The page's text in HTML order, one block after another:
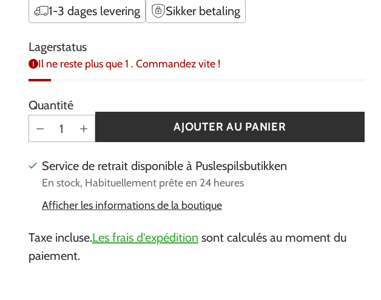
1-3 dages levering Sikker betaling
Lagerstatus
Il ne reste plus que 1 . Commandez vite !
Quantité
AJOUTER AU PANIER
Service de retrait disponible à Puslespilsbutikken
En stock, Habituellement prête en 24 heures
Afficher les informations de la boutique
Taxe incluse.Les frais d'expédition sont calculés au moment du
paiement.